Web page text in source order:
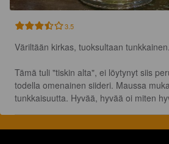
3.5
Väriltään kirkas, tuoksultaan tunkkainen.
Tämä tuli "tiskin alta", ei löytynyt siis
todella omenainen siideri. Maussa
tunkkaisuutta. Hyvää, hyvää oi miten